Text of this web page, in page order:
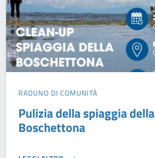
RADUNO DI COMUNITÀ
Pulizia della spiaggia della
Boschettona